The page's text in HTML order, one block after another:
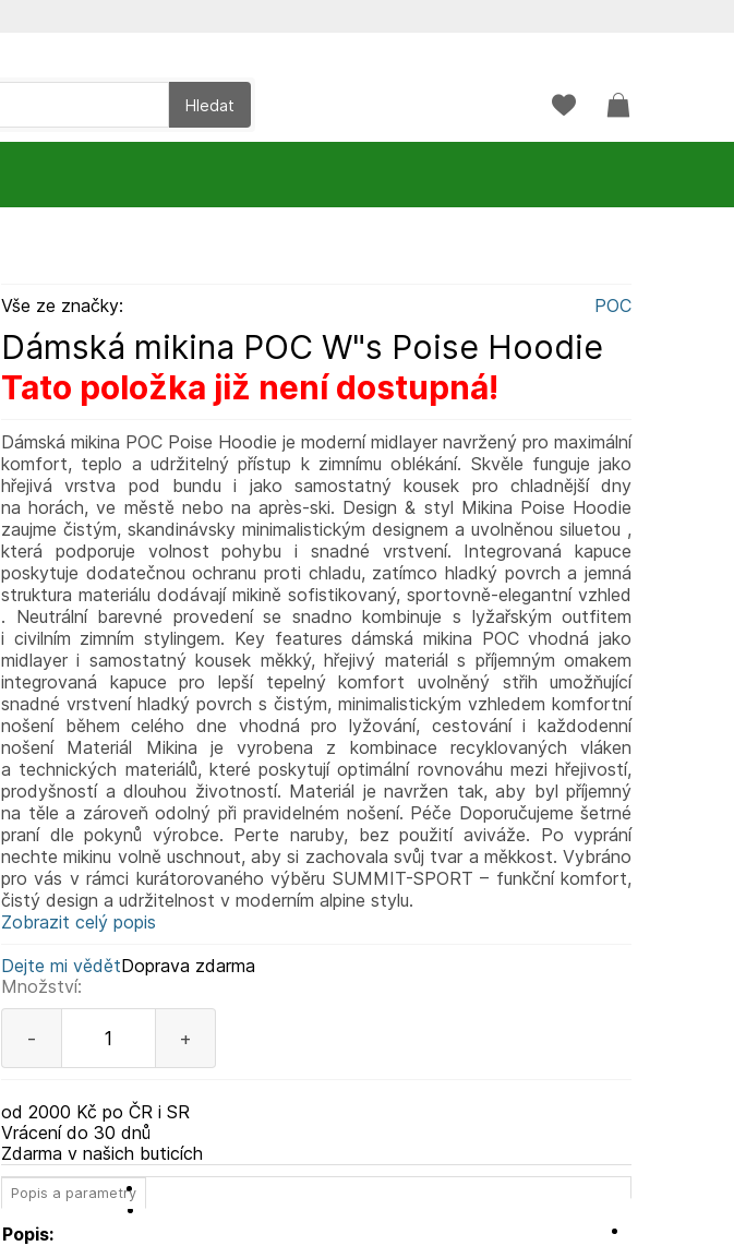
Vše ze značky: POC
Dámská mikina POC W"s Poise Hoodie
Tato položka již není dostupná!
Dámská mikina POC Poise Hoodie je moderní midlayer navržený pro maximální
komfort, teplo a udržitelný přístup k zimnímu oblékání. Skvěle funguje jako
hřejivá vrstva pod bundu i jako samostatný kousek pro chladnější dny
na horách, ve městě nebo na après-ski. Design & styl Mikina Poise Hoodie
zaujme čistým, skandinávsky minimalistickým designem a uvolněnou siluetou ,
která podporuje volnost pohybu i snadné vrstvení. Integrovaná kapuce
poskytuje dodatečnou ochranu proti chladu, zatímco hladký povrch a jemná
struktura materiálu dodávají mikině sofistikovaný, sportovně-elegantní vzhled
. Neutrální barevné provedení se snadno kombinuje s lyžařským outfitem
i civilním zimním stylingem. Key features dámská mikina POC vhodná jako
midlayer i samostatný kousek měkký, hřejivý materiál s příjemným omakem
integrovaná kapuce pro lepší tepelný komfort uvolněný střih umožňující
snadné vrstvení hladký povrch s čistým, minimalistickým vzhledem komfortní
nošení během celého dne vhodná pro lyžování, cestování i každodenní
nošení Materiál Mikina je vyrobena z kombinace recyklovaných vláken
a technických materiálů, které poskytují optimální rovnováhu mezi hřejivostí,
prodyšností a dlouhou životností. Materiál je navržen tak, aby byl příjemný
na těle a zároveň odolný při pravidelném nošení. Péče Doporučujeme šetrné
praní dle pokynů výrobce. Perte naruby, bez použití aviváže. Po vyprání
nechte mikinu volně uschnout, aby si zachovala svůj tvar a měkkost. Vybráno
pro vás v rámci kurátorovaného výběru SUMMIT-SPORT – funkční komfort,
čistý design a udržitelnost v moderním alpine stylu.
Zobrazit celý popis
Dejte mi vědět
Množství:
- +
Doprava zdarma
od 2000 Kč po ČR i SR
Vrácení do 30 dnů
Zdarma v našich buticích
Popis a parametry
Popis:
Hledat